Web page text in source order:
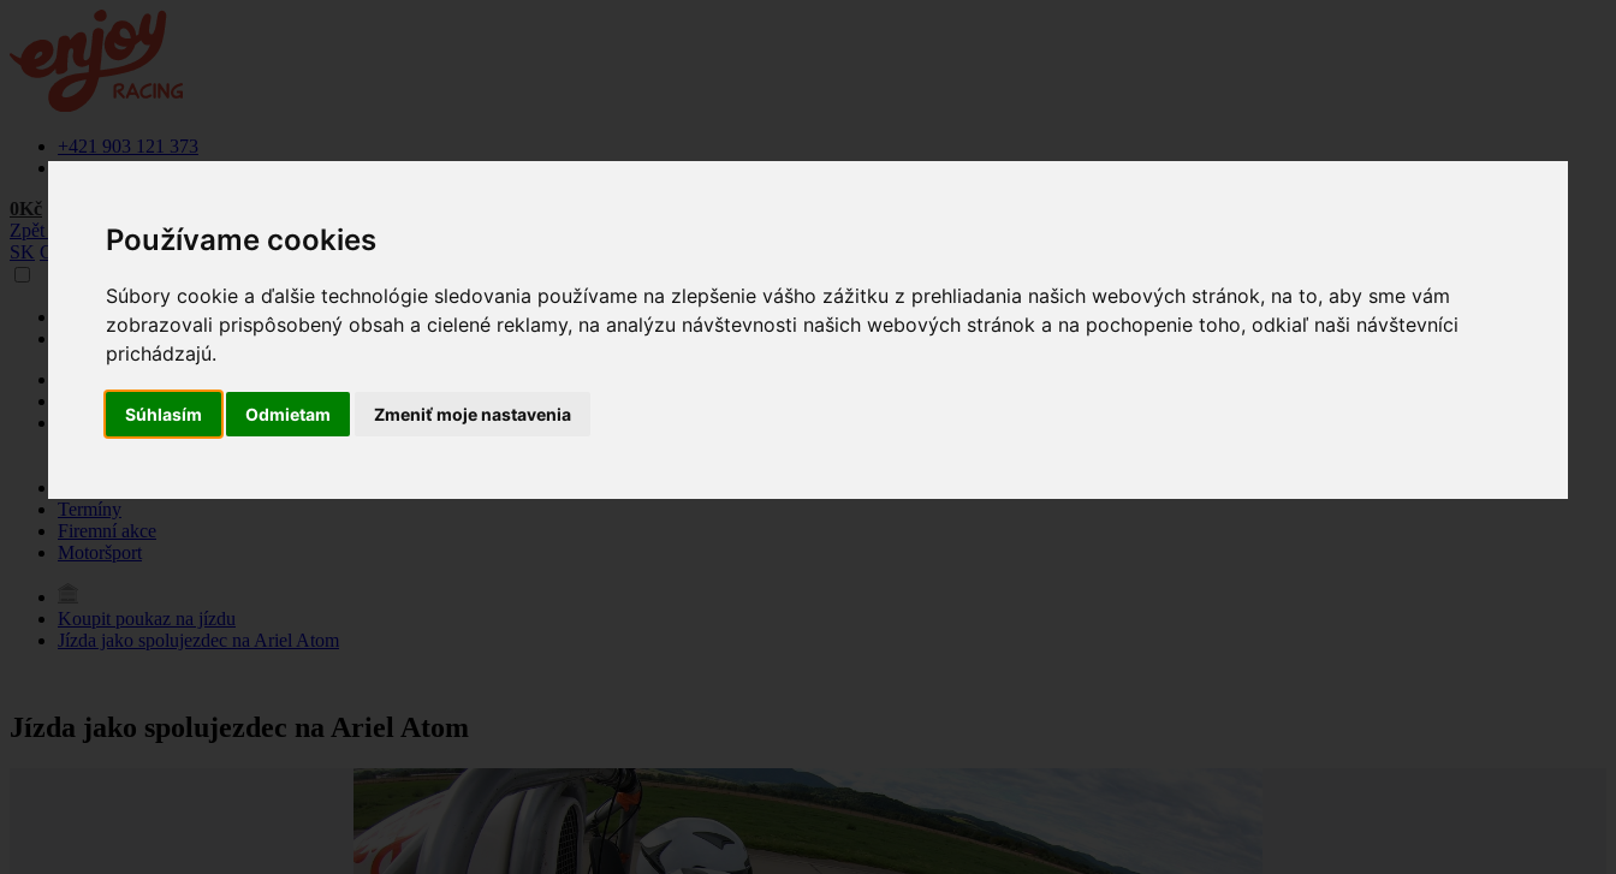
Používame cookies
Súbory cookie a ďalšie technológie sledovania používame na zlepšenie vášho zážitku z prehliadania našich webových stránok, na to, aby sme vám
zobrazovali prispôsobený obsah a cielené reklamy, na analýzu návštevnosti našich webových stránok a na pochopenie toho, odkiaľ naši návštevníci
prichádzajú.
Súhlasím Odmietam Zmeniť moje nastavenia
+421 903 121 373
info@enjoyracing.cz
0Kč
Zpět na web
SK CZ
+421 903 121 373
info@enjoyracing.cz
Ponuka
Naše okruhy
Letištní okruhy
Termíny
Firemní akce
Motoršport
Koupit poukaz na jízdu
Jízda jako spolujezdec na Ariel Atom
Jízda jako spolujezdec na Ariel Atom